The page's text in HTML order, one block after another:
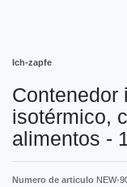
Ich-zapfe
Contenedor
isotérmico,
alimentos -
Numero de articulo NEW-